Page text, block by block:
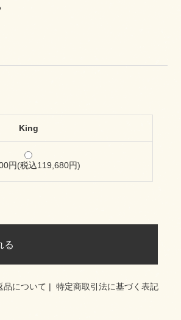
King
円(税込119,680円)
る
品について | 特定商取引法に基づく表記